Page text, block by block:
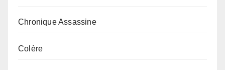
Chronique Assassine
Colère